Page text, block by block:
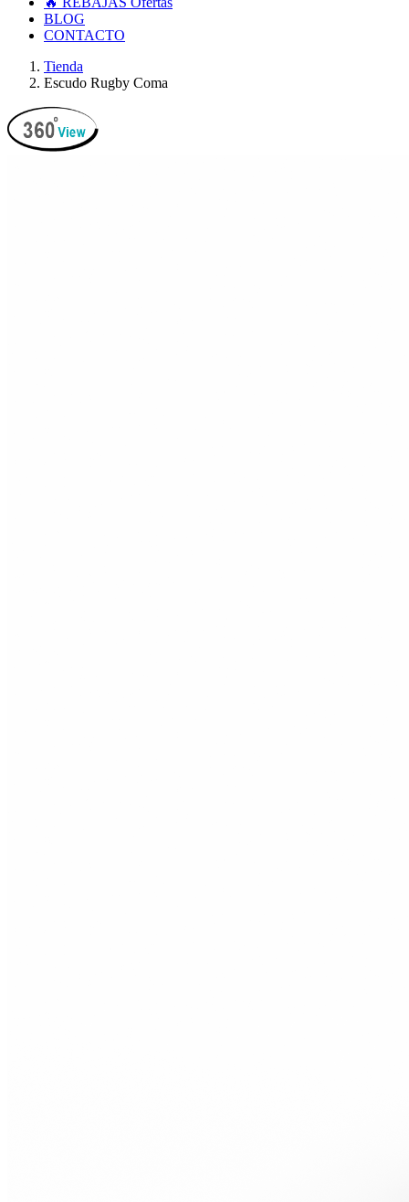
BLOG
CONTACTO
Tienda
Escudo Rugby Coma